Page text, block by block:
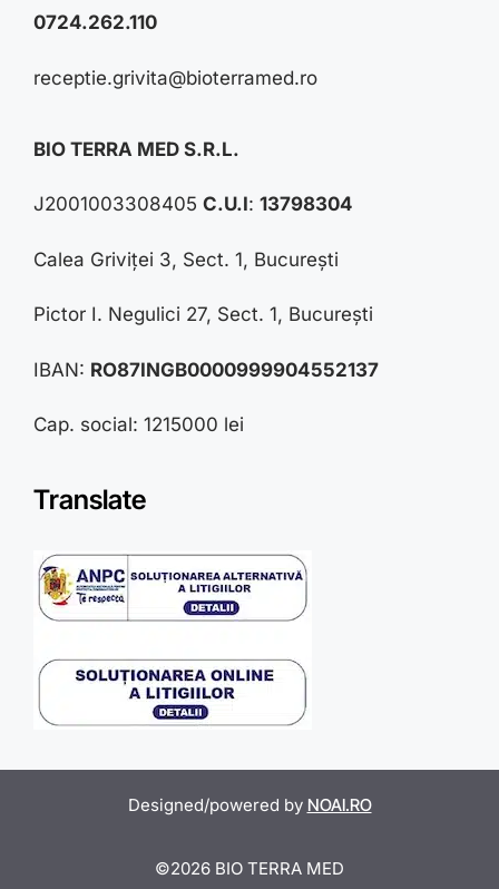
0724.262.110
receptie.grivita@bioterramed.ro
BIO TERRA MED S.R.L.
J2001003308405 C.U.I: 13798304
Calea Griviței 3, Sect. 1, București
Pictor I. Negulici 27, Sect. 1, București
IBAN: RO87INGB0000999904552137
Cap. social: 1215000 lei
Translate
Designed/powered by NOAI.RO
©2026 BIO TERRA MED